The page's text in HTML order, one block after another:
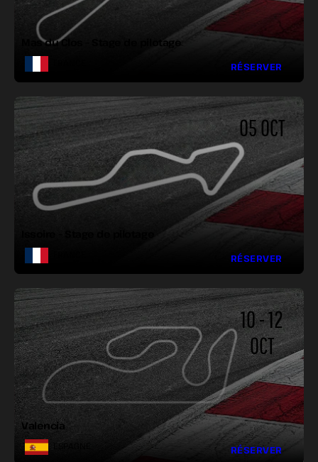
Mas du Clos – Stage de pilotage
RÉSERVER
VIRAGES :
05 OCT
RÉSERVER
LONGUEUR :
LARGEUR :
VIRAGES :
10 - 12
OCT
Valencia
ESPAGNE RÉSERVER
LONGUEUR :
LARGEUR :
VIRAGES :